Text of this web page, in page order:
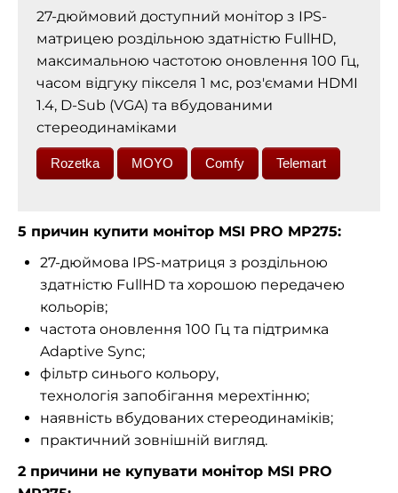
27-дюймовий доступний монітор з IPS-
матрицею роздільною здатністю FullHD,
максимальною частотою оновлення 100 Гц,
часом відгуку пікселя 1 мс, роз'ємами HDMI
1.4, D-Sub (VGA) та вбудованими
стереодинаміками
Rozetka MOYO Comfy Telemart
5 причин купити монітор MSI PRO MP275:
27-дюймова IPS-матриця з роздільною
здатністю FullHD та хорошою передачею
кольорів;
частота оновлення 100 Гц та підтримка
Adaptive Sync;
фільтр синього кольору,
технологія запобігання мерехтінню;
наявність вбудованих стереодинаміків;
практичний зовнішній вигляд.
2 причини не купувати монітор MSI PRO